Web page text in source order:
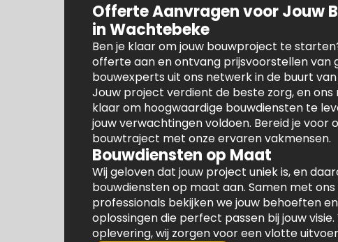
Offerte Aanvragen voor Jouw
in Wachtebeke
Ben je klaar om jouw bouwproject te
offerte aan en ontvang prijsvoorstellen van
bouwexperts uit ons netwerk in de buurt
Jouw project verdient de beste zorg, en
klaar om hoogwaardige bouwdiensten te
jouw verwachtingen voldoen. Bereid je voor
bouwtraject met onze ervaren vakmensen.
Bouwdiensten op Maat
Wij geloven dat jouw project uniek is, en
bouwdiensten op maat aan. Samen met
professionals bekijken we jouw behoeften
oplossingen die perfect passen bij jouw
oplevering, wij zorgen voor een vlotte